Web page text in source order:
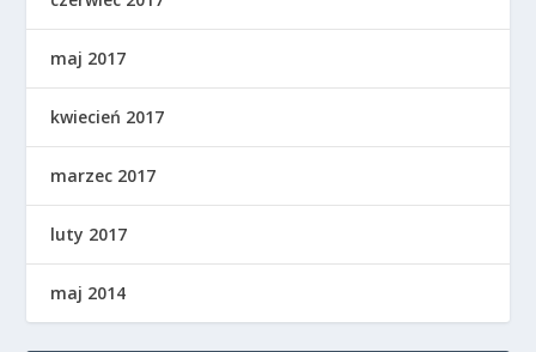
maj 2017
kwiecień 2017
marzec 2017
luty 2017
maj 2014